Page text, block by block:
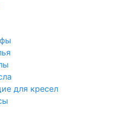
для кресел